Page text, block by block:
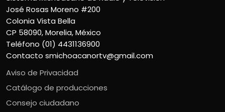
José Rosas Moreno #200
Colonia Vista Bella
CP 58090, Morelia, México
Teléfono (01) 4431136900
Contacto smichoacanortv@gmail.com
Aviso de Privacidad
Catálogo de producciones
Consejo ciudadano